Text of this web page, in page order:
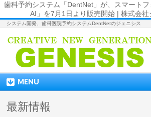
歯科予約システム「DentNet」が、スマート
AI」を7月1日より販売開始 | 株式会
システム開発、歯科医院予約システムDentNetのジェニシス
MENU
最新情報